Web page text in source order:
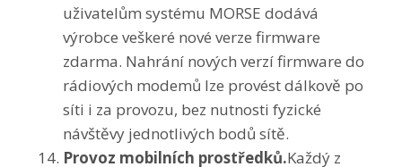
uživatelům systému MORSE dodává
výrobce veškeré nové verze firmware
zdarma. Nahrání nových verzí firmware do
rádiových modemů lze provést dálkově po
síti i za provozu, bez nutnosti fyzické
návštěvy jednotlivých bodů sítě.
Provoz mobilních prostředků.Každý z